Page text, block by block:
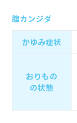
腟カンジダ
かゆみ症状
おりもの
の状態